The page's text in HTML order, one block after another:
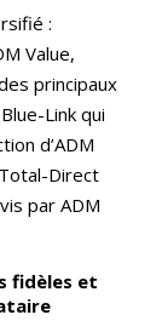
:
Value,
principaux
Link qui
d’ADM
Direct
par ADM
fidèles et